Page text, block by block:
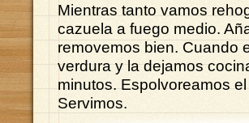
Mientras tanto vamos
cazuela a fuego medio.
removemos bien. Cuando
verdura y la dejamos
minutos. Espolvoreamos
Servimos.